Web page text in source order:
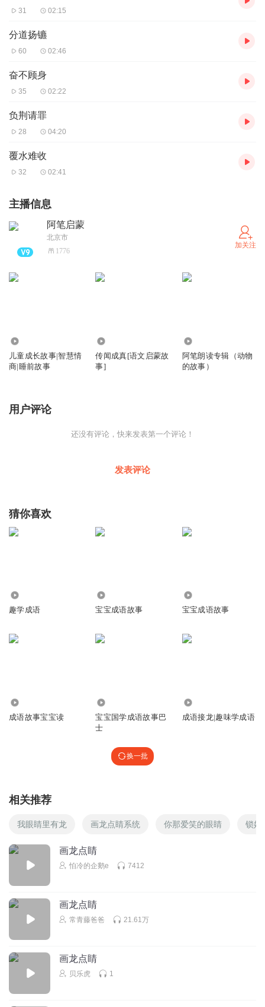
31 02:15
分道扬镳
60 02:46
奋不顾身
35 02:22
负荆请罪
28 04:20
覆水难收
32 02:41
主播信息
阿笔启蒙
北京市
1776
加关注
儿童成长故事|智慧情
商|睡前故事
传闻成真[语文启蒙故
事]
阿笔朗读专辑（动物
的故事）
用户评论
还没有评论，快来发表第一个评论！
发表评论
猜你喜欢
趣学成语 宝宝成语故事 宝宝成语故事
成语故事宝宝读
宝宝国学成语故事巴
士
成语接龙|趣味学成语
换一批
相关推荐
我眼睛里有龙 画龙点睛系统 你那爱笑的眼睛 锁妖
画龙点睛
怕冷的企鹅e 7412
画龙点睛
常青藤爸爸 21.61万
画龙点睛
贝乐虎 1